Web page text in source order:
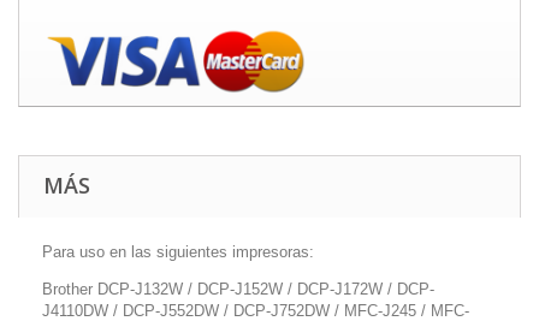
MÁS
Para uso en las siguientes impresoras:
Brother DCP-J132W / DCP-J152W / DCP-J172W / DCP-
J4110DW / DCP-J552DW / DCP-J752DW / MFC-J245 / MFC-